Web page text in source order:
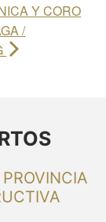
Y CORO
/